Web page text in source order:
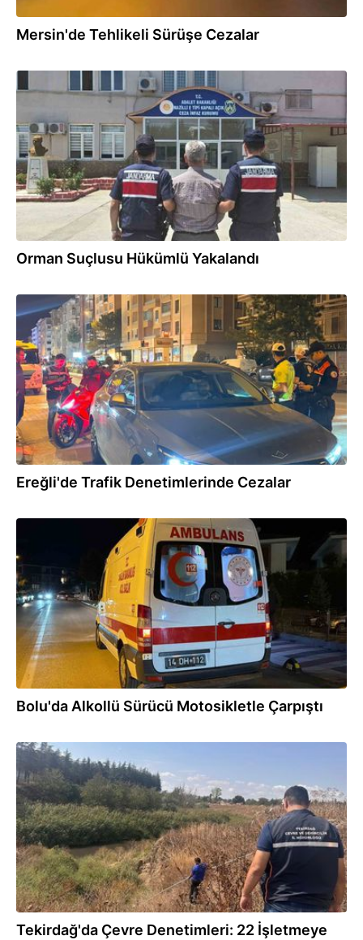
Mersin'de Tehlikeli Sürüşe Cezalar
31.07.2026
Orman Suçlusu Hükümlü Yakalandı
30.07.2026
Ereğli'de Trafik Denetimlerinde Cezalar
Bolu'da Alkollü Sürücü Motosikletle Çarpıştı
29.07.2026
Tekirdağ'da Çevre Denetimleri: 22 İşletmeye